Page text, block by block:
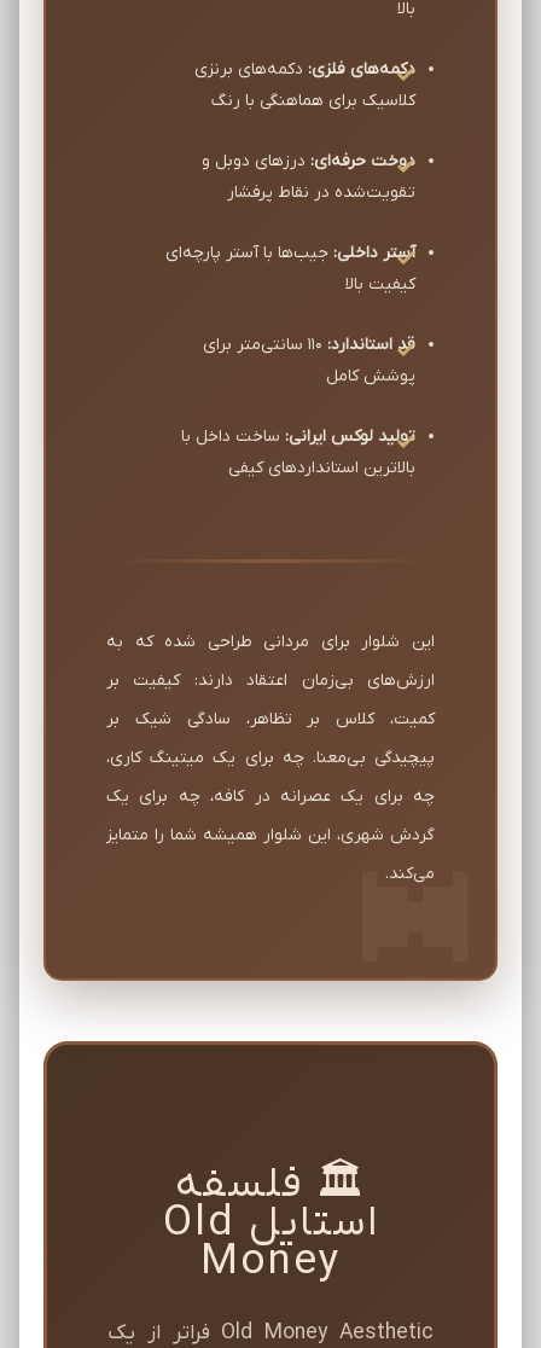
بالا
دکمه‌های فلزی: دکمه‌های برنزی
کلاسیک برای هماهنگی با رنگ
دوخت حرفه‌ای: درزهای دوبل و
تقویت‌شده در نقاط پرفشار
آستر داخلی: جیب‌ها با آستر پارچه‌ای
کیفیت بالا
قد استاندارد:
110 سانتی‌متر برای
پوشش کامل
تولید لوکس ایرانی: ساخت داخل با
بالاترین استانداردهای کیفی
این شلوار برای مردانی طراحی شده که به
ارزش‌های بی‌زمان اعتقاد دارند: کیفیت بر
کمیت، کلاس بر تظاهر، سادگی شیک بر
پیچیدگی بی‌معنا. چه برای یک میتینگ کاری،
چه برای یک عصرانه در کافه، چه برای یک
گردش شهری، این شلوار همیشه شما را متمایز
می‌کند.
🏛️ فلسفه
استایل Old
Money
Old Money Aesthetic فراتر از یک